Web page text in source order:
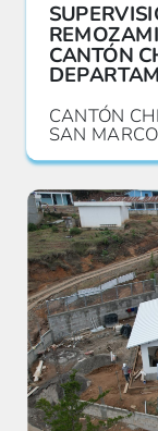
CANTÓN
CANTÓN
SAN